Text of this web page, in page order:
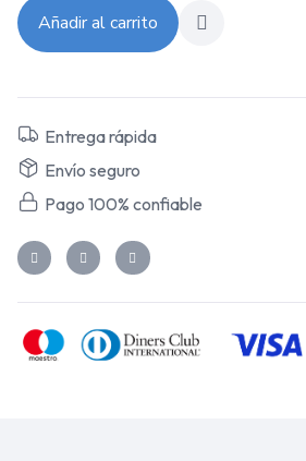
Añadir al carrito
Entrega rápida
Envío seguro
Pago 100% confiable